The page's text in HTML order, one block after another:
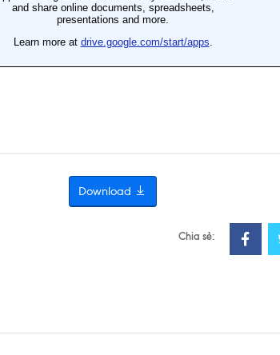
Download
Chia sẻ: